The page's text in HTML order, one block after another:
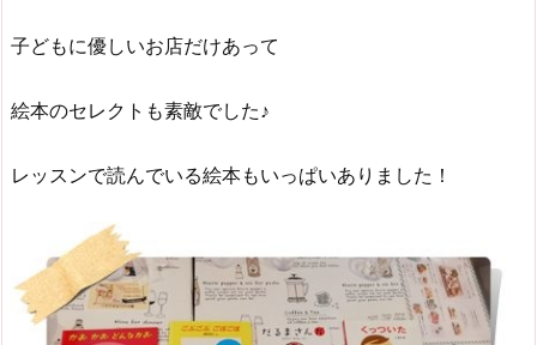
子どもに優しいお店だけあって
絵本のセレクトも素敵でした♪
レッスンで読んでいる絵本もいっぱいありました！